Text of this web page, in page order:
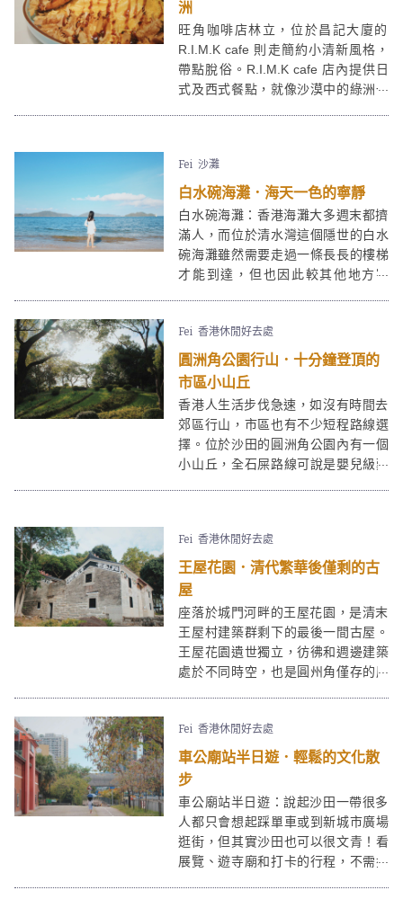
洲
旺角咖啡店林立，位於昌記大廈的
R.I.M.K cafe 則走簡約小清新風格，
帶點脫俗。R.I.M.K cafe 店內提供日
式及西式餐點，就像沙漠中的綠洲一
了，必試其招牌名古屋蒲燒饅魚蛋包
意大利飯！
Fei 沙灘
白水碗海灘．海天一色的寧靜
白水碗海灘：香港海灘大多週末都擠
滿人，而位於清水灣這個隱世的白水
碗海灘雖然需要走過一條長長的樓梯
才能到達，但也因此較其他地方寧
Fei 香港休閒好去處
圓洲角公園行山．十分鐘登頂的
市區小山丘
香港人生活步伐急速，如沒有時間去
郊區行山，市區也有不少短程路線選
擇。位於沙田的圓洲角公園內有一個
小山丘，全石屎路線可說是嬰兒級難
Fei 香港休閒好去處
王屋花園．清代繁華後僅剩的古
屋
座落於城門河畔的王屋花園，是清末
王屋村建築群剩下的最後一間古屋。
王屋花園遺世獨立，彷彿和週邊建築
處於不同時空，也是圓州角僅存的歷
Fei 香港休閒好去處
車公廟站半日遊．輕鬆的文化散
步
車公廟站半日遊：說起沙田一帶很多
人都只會想起踩單車或到新城市廣場
逛街，但其實沙田也可以很文青！看
展覽、遊寺廟和打卡的行程，不需搭